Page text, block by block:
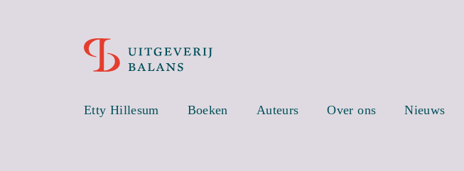
Etty Hillesum Boeken Auteurs Over ons Nieuws